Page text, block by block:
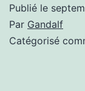
Publié le
Par Gandalf
Catégorisé